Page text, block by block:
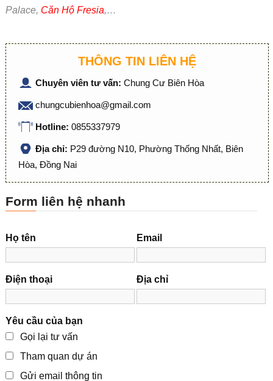
Palace, Căn Hộ Fresia,…
THÔNG TIN LIÊN HỆ
Chuyên viên tư vấn: Chung Cư Biên Hòa
chungcubienhoa@gmail.com
Hotline: 0855337979
Địa chỉ: P29 đường N10, Phường Thống Nhất, Biên
Hòa, Đồng Nai
Form liên hệ nhanh
Họ tên Email
Điện thoại Địa chỉ
Yêu cầu của bạn
Gọi lại tư vấn
Tham quan dự án
Gửi email thông tin